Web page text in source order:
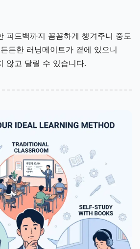
피드백까지 꼼꼼하게 챙겨주니 중도
든한 러닝메이트가 곁에 있으니
않고 달릴 수 있습니다.